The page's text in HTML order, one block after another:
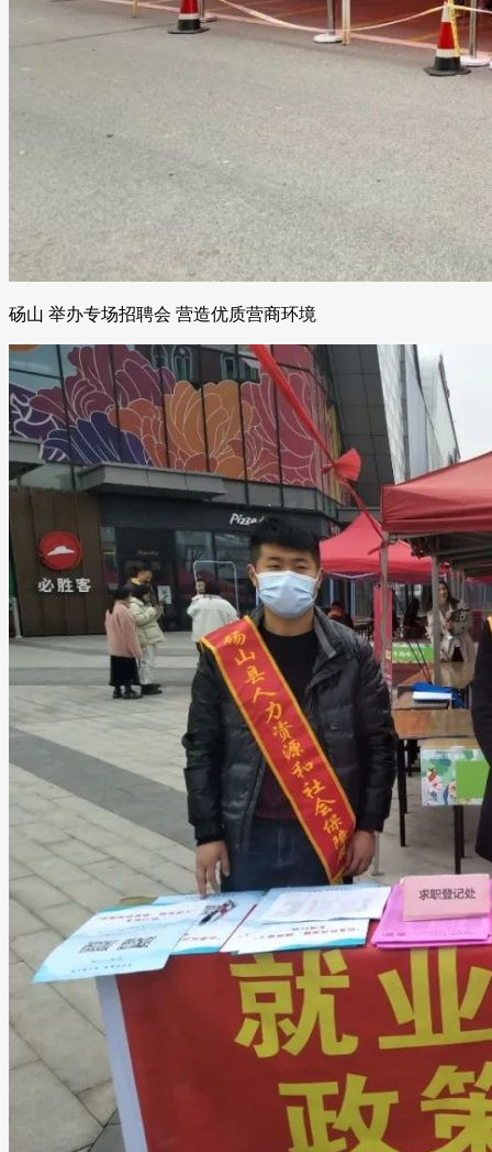
砀山 举办专场招聘会 营造优质营商环境